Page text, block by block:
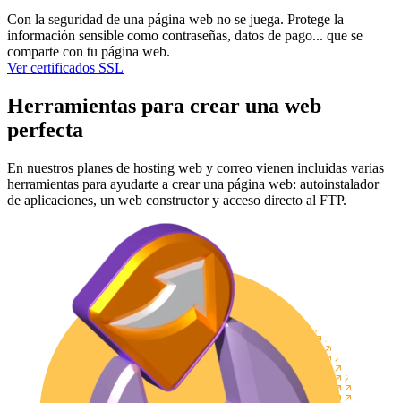
Con la seguridad de una página web no se juega. Protege la
información sensible como contraseñas, datos de pago... que se
comparte con tu página web.
Ver certificados SSL
Herramientas para crear una web
perfecta
En nuestros planes de hosting web y correo vienen incluidas varias
herramientas para ayudarte a crear una página web: autoinstalador
de aplicaciones, un web constructor y acceso directo al FTP.